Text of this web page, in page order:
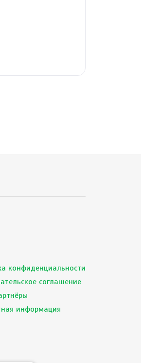
конфиденциальности
соглашение
информация